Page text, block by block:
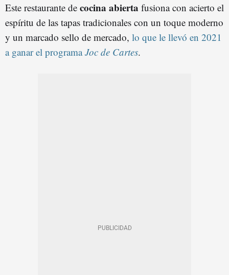
Este restaurante de cocina abierta fusiona con acierto el
espíritu de las tapas tradicionales con un toque moderno
y un marcado sello de mercado, lo que le llevó en 2021
a ganar el programaJoc de Cartes.